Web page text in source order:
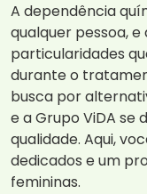
A dependência
qualquer pessoa,
particularidades
durante o
busca por
e a Grupo ViDA se
qualidade. Aqui,
dedicados e um
femininas.